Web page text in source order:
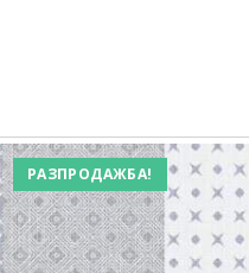
РАЗПРОДАЖБА!